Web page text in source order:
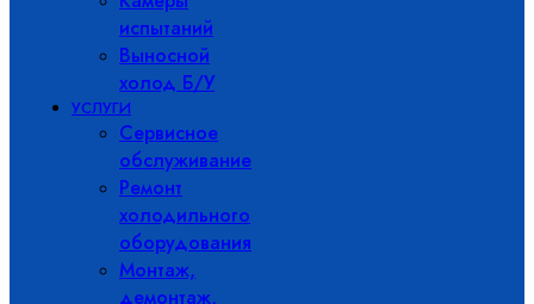
испытаний
Выносной
холод Б/У
УСЛУГИ
Сервисное
обслуживание
Ремонт
холодильного
оборудования
Монтаж,
демонтаж,